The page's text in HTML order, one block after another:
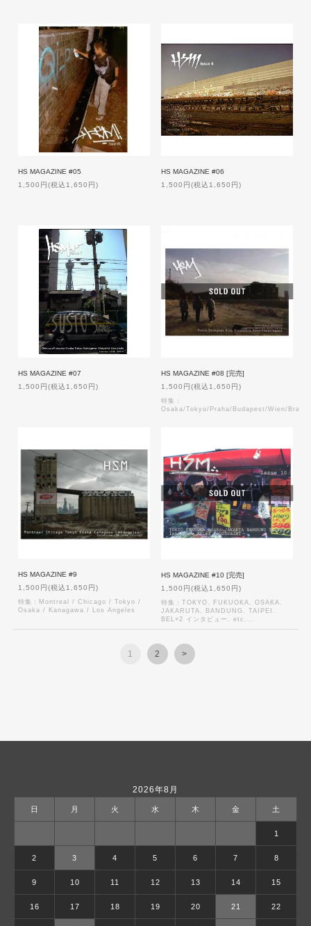
HS MAGAZINE #05
1,500円(税込1,650円)
HS MAGAZINE #06
1,500円(税込1,650円)
HS MAGAZINE #07
1,500円(税込1,650円)
HS MAGAZINE #08 [完売]
1,500円(税込1,650円)
特集：
Osaka/Tokyo/Praha/Budapest/Wien/
HS MAGAZINE #9
1,500円(税込1,650円)
特集：Montreal / Chicago / Tokyo /
Osaka / Kanagawa / Los Angeles
HS MAGAZINE #10 [完売]
1,500円(税込1,650円)
特集：TOKYO. FUKUOKA. OSAKA.
JAKARUTA. BANDUNG. TAIPEI.
BEL×2 インタビュー. etc....
1 2 >
2026年8月
日 月 火 水 木 金 土
1
2 3 4 5 6 7 8
9 10 11 12 13 14 15
16 17 18 19 20 21 22